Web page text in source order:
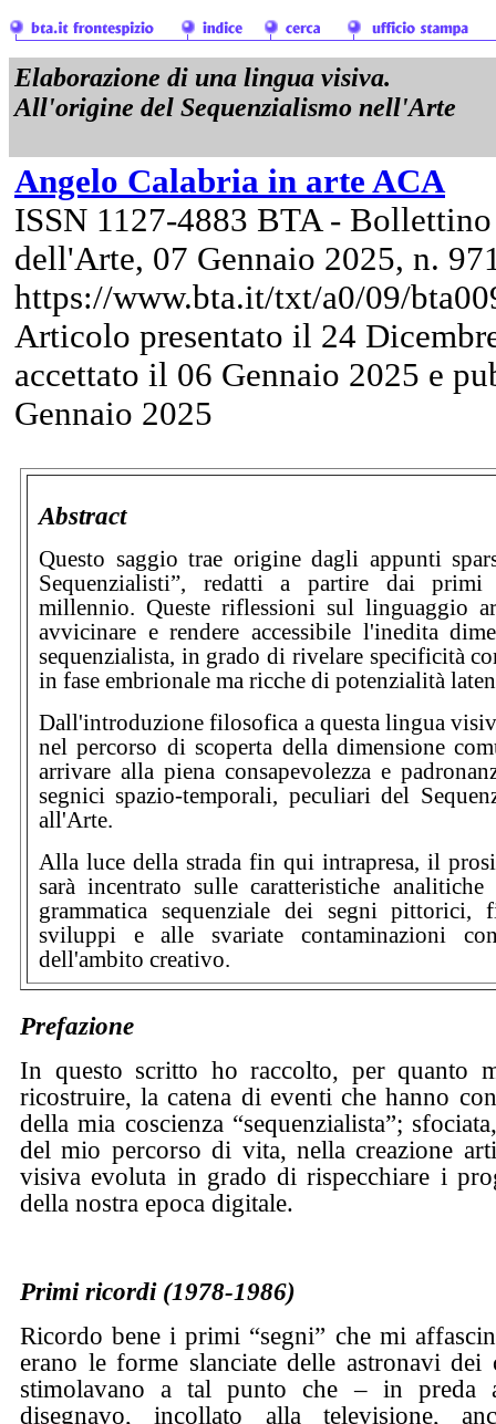
Elaborazione di una lingua visiva.
All'origine del Sequenzialismo nell'Arte
Angelo Calabria in arte ACA
ISSN 1127-4883 BTA -
dell'Arte, 07 Gennaio 2025, n.
https://www.bta.it/txt/a0/09/
Articolo presentato il 24
accettato il 06 Gennaio 2025 e
Gennaio 2025
Abstract
Questo saggio trae origine dagli appunti
Sequenzialisti”, redatti a partire dai
millennio. Queste riflessioni sul linguaggio
avvicinare e rendere accessibile l'inedita
sequenzialista, in grado di rivelare specificità
in fase embrionale ma ricche di potenzialità
Dall'introduzione filosofica a questa lingua
nel percorso di scoperta della dimensione
arrivare alla piena consapevolezza e
segnici spazio-temporali, peculiari del
all'Arte.
Alla luce della strada fin qui intrapresa, il
sarà incentrato sulle caratteristiche
grammatica sequenziale dei segni
sviluppi e alle svariate contaminazioni
dell'ambito creativo.
Prefazione
In questo scritto ho raccolto, per quanto
ricostruire, la catena di eventi che hanno
della mia coscienza “sequenzialista”;
del mio percorso di vita, nella creazione
visiva evoluta in grado di rispecchiare i
della nostra epoca digitale.
Primi ricordi (1978-1986)
Ricordo bene i primi “segni” che mi
erano le forme slanciate delle astronavi
stimolavano a tal punto che – in preda
disegnavo, incollato alla televisione,